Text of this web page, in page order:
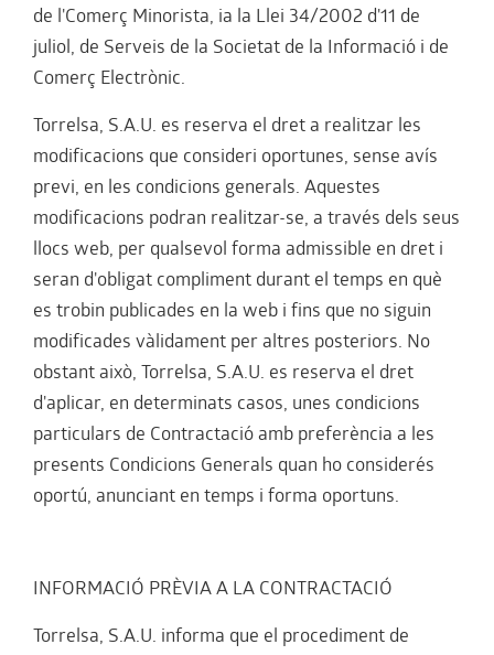
de l'Comerç Minorista, ia la Llei 34/2002 d'11 de
juliol, de Serveis de la Societat de la Informació i de
Comerç Electrònic.
Torrelsa, S.A.U. es reserva el dret a realitzar les
modificacions que consideri oportunes, sense avís
previ, en les condicions generals. Aquestes
modificacions podran realitzar-se, a través dels seus
llocs web, per qualsevol forma admissible en dret i
seran d'obligat compliment durant el temps en què
es trobin publicades en la web i fins que no siguin
modificades vàlidament per altres posteriors. No
obstant això, Torrelsa, S.A.U. es reserva el dret
d'aplicar, en determinats casos, unes condicions
particulars de Contractació amb preferència a les
presents Condicions Generals quan ho considerés
oportú, anunciant en temps i forma oportuns.
INFORMACIÓ PRÈVIA A LA CONTRACTACIÓ
Torrelsa, S.A.U. informa que el procediment de